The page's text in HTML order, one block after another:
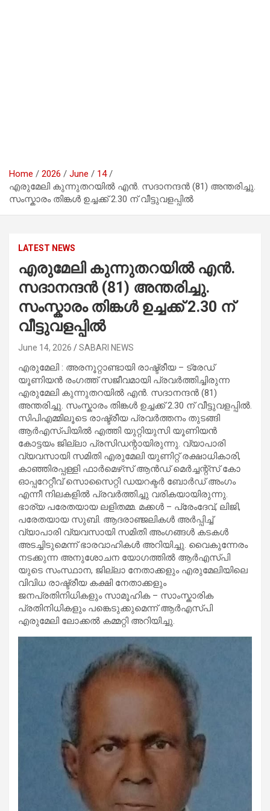
Home 2026 June
14
എരുമേലി കുന്നുതറയില്‍ എന്‍. സദാനന്ദന്‍ (81) അന്തരിച്ചു.
സംസ്കാരം തിങ്കൾ ഉച്ചക്ക് 2.30 ന് വീട്ടുവളപ്പിൽ
LATEST NEWS
എരുമേലി കുന്നുതറയില്‍ എന്‍.
സദാനന്ദന്‍ (81) അന്തരിച്ചു.
സംസ്കാരം തിങ്കൾ ഉച്ചക്ക് 2.30 ന്
വീട്ടുവളപ്പിൽ
June 14, 2026 SABARI NEWS
എരുമേലി : അരനൂറ്റാണ്ടായി രാഷ്ട്രീയ – ട്രേഡ്
യൂണിയന്‍ രംഗത്ത് സജീവമായി പ്രവര്‍ത്തിച്ചിരുന്ന
എരുമേലി കുന്നുതറയില്‍ എന്‍. സദാനന്ദന്‍ (81)
അന്തരിച്ചു. സംസ്കാരം തിങ്കൾ ഉച്ചക്ക് 2.30 ന് വീട്ടുവളപ്പിൽ.
സിപിഎമ്മിലൂടെ രാഷ്ട്രീയ പ്രവർത്തനം തുടങ്ങി
ആർഎസ്പിയിൽ എത്തി യുറ്റിയുസി യൂണിയന്‍
കോട്ടയം ജില്ലാ പ്രസിഡന്റായിരുന്നു. വ്യാപാരി
വ്യവസായി സമിതി എരുമേലി യുണിറ്റ് രക്ഷാധികാരി,
കാഞ്ഞിരപ്പള്ളി ഫാർമെഴ്‌സ് ആൻഡ് മെർച്ചന്റ്സ് കോ
ഓപ്പറേറ്റീവ് സൊസൈറ്റി ഡയറക്ടർ ബോർഡ് അംഗം
എന്നീ നിലകളിൽ പ്രവർത്തിച്ചു വരികയായിരുന്നു.
ഭാര്യ പരേതയായ ലളിതമ്മ. മക്കൾ – പ്രേംദേവ്, ലിജി,
പരേതയായ സുബി. ആദരാഞ്ജലികൾ അർപ്പിച്ച്
വ്യാപാരി വ്യവസായി സമിതി അംഗങ്ങൾ കടകൾ
അടച്ചിടുമെന്ന് ഭാരവാഹികൾ അറിയിച്ചു. വൈകുന്നേരം
നടക്കുന്ന അനുശോചന യോഗത്തിൽ ആർഎസ്പി
യുടെ സംസ്ഥാന, ജില്ലാ നേതാക്കളും എരുമേലിയിലെ
വിവിധ രാഷ്ട്രീയ കക്ഷി നേതാക്കളും
ജനപ്രതിനിധികളും സാമൂഹിക – സാംസ്കാരിക
പ്രതിനിധികളും പങ്കെടുക്കുമെന്ന് ആർഎസ്പി
എരുമേലി ലോക്കൽ കമ്മറ്റി അറിയിച്ചു.